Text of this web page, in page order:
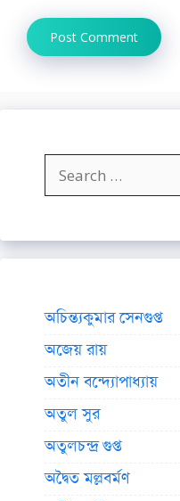
Search
for:
অচিন্ত্যকুমার সেনগুপ্ত
অজেয় রায়
অতীন বন্দ্যোপাধ্যায়
অতুল সুর
অতুলচন্দ্র গুপ্ত
অদ্বৈত মল্লবর্মণ